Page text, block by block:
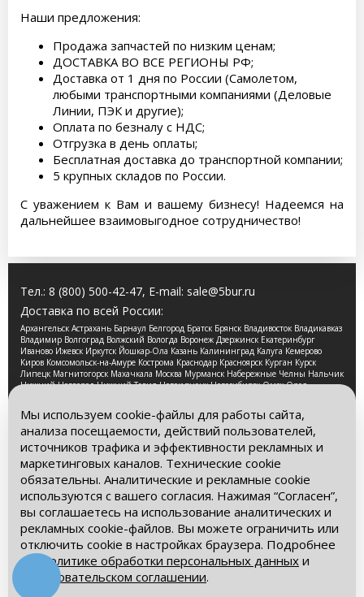
Наши предложения:
Продажа запчастей по низким ценам;
ДОСТАВКА ВО ВСЕ РЕГИОНЫ РФ;
Доставка от 1 дня по России (Самолетом,
любыми транспортными компаниями (Деловые
Линии, ПЭК и другие);
Оплата по безналу с НДС;
Отгрузка в день оплаты;
Бесплатная доставка до транспортной компании;
5 крупных складов по России.
С уважением к Вам и вашему бизнесу! Надеемся на
дальнейшее взаимовыгодное сотрудничество!
Тел.: 8 (800) 500-42-47, E-mail: sale@5bur.ru
Доставка по всей России:
Архангельск Астрахань Барнаул Белгород Братск Брянск Владивосток Владикавказ
Владимир Волгоград Волжский Вологда Воронеж Дзержинск Екатеринбург
Иваново Ижевск Иркутск Йошкар-Ола Казань Калининград Калуга Кемерово
Киров Комсомольск-на-Амуре Кострома Краснодар Красноярск Курган Курск
Липецк Магнитогорск Махачкала Москва Мурманск Набережные Челны Нальчик
Нижний Новгород Нижний Тагил Новокузнецк Новосибирск Омск Орел
Санкт-Петербург Саранск Саратов Смоленск Сочи Ставрополь Стерлитамак
Сургут Таганрог Тамбов Тверь Томск Тула Тюмень Улан-Удэ Ульяновск Уфа
Хабаровск Чебоксары Челябинск Череповец Чита Ярославль
2026 © Компания «Буровые Машины». Все права
защищены. Обращаем Ваше внимание на то, что данный
интернет-сайт носит исключительно информационный
характер и ни при каких условиях информационные
материалы и цены, размещенные на сайте, не является
публичной офертой, определяемой положениями Статьи
437 Гражданского кодекса РФ.
Политика обработки персональных данных
Пользовательское соглашение
Мы используем cookie-файлы для работы сайта,
анализа посещаемости, действий пользователей,
источников трафика и эффективности рекламных и
маркетинговых каналов. Технические cookie
обязательны. Аналитические и рекламные cookie
используются с вашего согласия. Нажимая “Согласен”,
вы соглашаетесь на использование аналитических и
рекламных cookie-файлов. Вы можете ограничить или
отключить cookie в настройках браузера. Подробнее
– в
Политике обработки персональных данных и
Пользовательском соглашении.